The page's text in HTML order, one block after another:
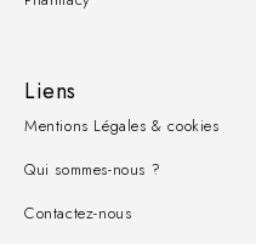
Liens
Mentions Légales & cookies
Qui sommes-nous ?
Contactez-nous